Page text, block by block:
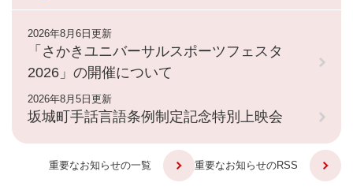
2026年8月6日更新
「さかきユニバーサルスポーツフェスタ
2026」の開催について
2026年8月5日更新
坂城町手話言語条例制定記念特別上映会
重要なお知らせの一覧 重要なお知らせのRSS